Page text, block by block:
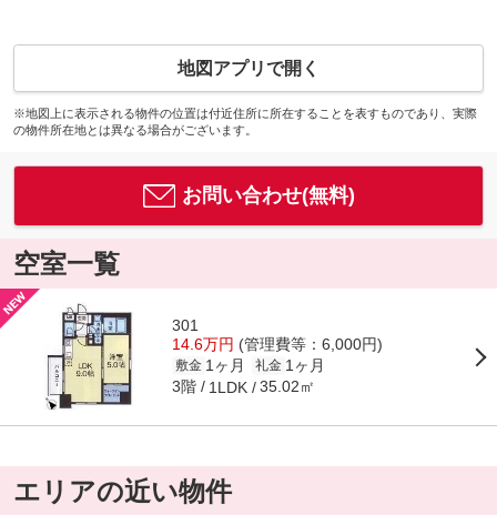
地図アプリで開く
※地図上に表示される物件の位置は付近住所に所在することを表すものであり、実際
の物件所在地とは異なる場合がございます。
お問い合わせ(無料)
空室一覧
301
14.6万円 (管理費等：6,000円)
敷金 1ヶ月 礼金 1ヶ月
3階 1LDK 35.02㎡
エリアの近い物件